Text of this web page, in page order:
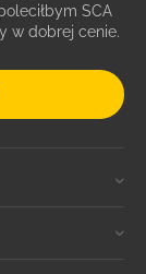
SCA
w dobrej cenie.